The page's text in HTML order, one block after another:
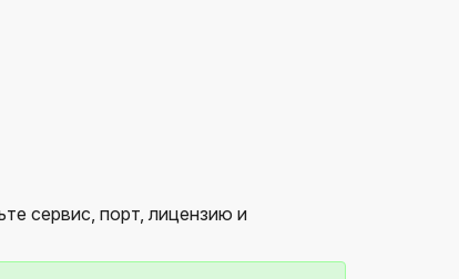
сервис, порт, лицензию и